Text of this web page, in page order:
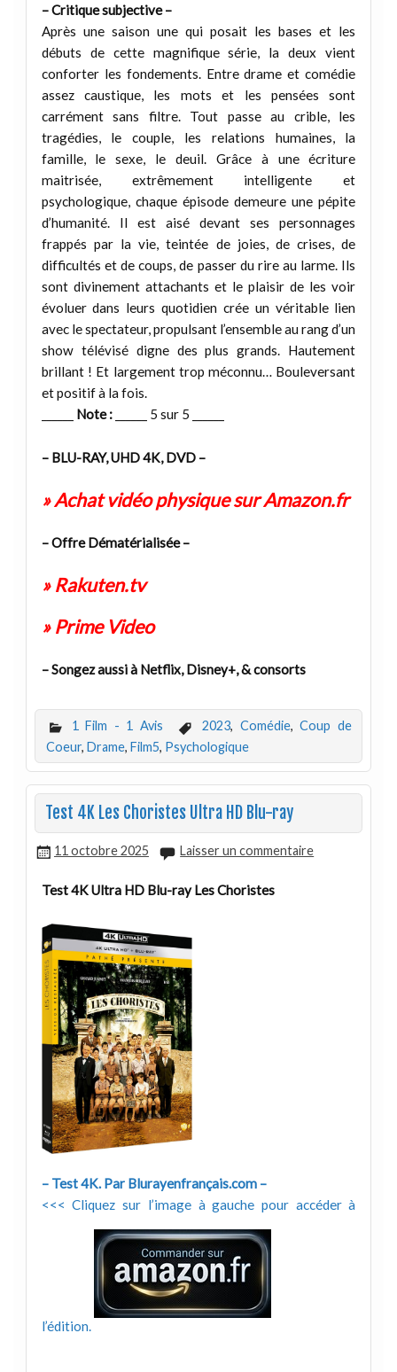
– Critique subjective –
Après une saison une qui posait les bases et les
débuts de cette magnifique série, la deux vient
conforter les fondements. Entre drame et comédie
assez caustique, les mots et les pensées sont
carrément sans filtre. Tout passe au crible, les
tragédies, le couple, les relations humaines, la
famille, le sexe, le deuil. Grâce à une écriture
maitrisée, extrêmement intelligente et
psychologique, chaque épisode demeure une pépite
d’humanité. Il est aisé devant ses personnages
frappés par la vie, teintée de joies, de crises, de
difficultés et de coups, de passer du rire au larme. Ils
sont divinement attachants et le plaisir de les voir
évoluer dans leurs quotidien crée un véritable lien
avec le spectateur, propulsant l’ensemble au rang d’un
show télévisé digne des plus grands. Hautement
brillant ! Et largement trop méconnu… Bouleversant
et positif à la fois.
Note :______ 5 sur 5 ______
– BLU-RAY, UHD 4K, DVD –
» Achat vidéo physique sur Amazon.fr
– Offre Dématérialisée –
» Rakuten.tv
» Prime Video
– Songez aussi à Netflix, Disney+, & consorts
1 Film - 1 Avis 2023, Comédie,Coup de
Coeur, Drame, Film5, Psychologique
Test 4K Les Choristes Ultra HD Blu-ray
11 octobre 2025 Laisser un commentaire
Test 4K Ultra HD Blu-ray Les Choristes
– Test 4K. Par Blurayenfrançais.com –
<<< Cliquez sur l’image à gauche pour accéder à
l’édition.